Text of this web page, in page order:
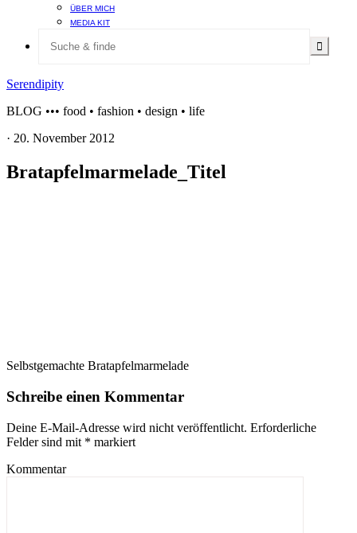
ÜBER MICH
MEDIA KIT
Serendipity
BLOG ••• food • fashion • design • life
· 20. November 2012
Bratapfelmarmelade_Titel
Selbstgemachte Bratapfelmarmelade
Schreibe einen Kommentar
Deine E-Mail-Adresse wird nicht veröffentlicht. Erforderliche
Felder sind mit * markiert
Kommentar